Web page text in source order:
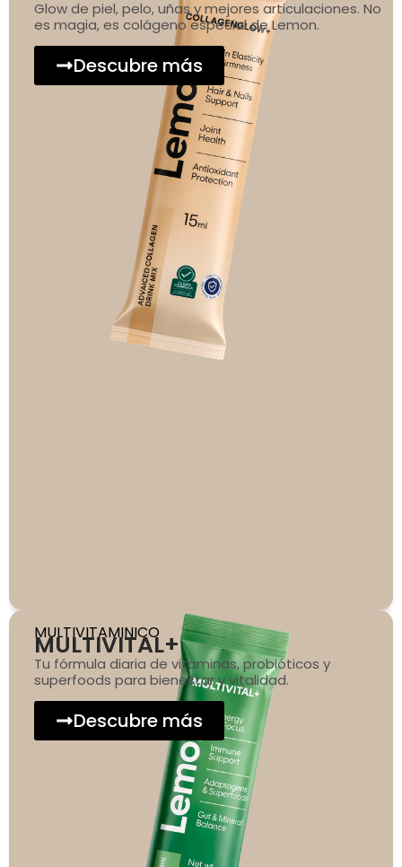
Glow de piel, pelo, uñas y mejores articulaciones. No
es magia, es colágeno especial de Lemon.
Descubre más
MULTIVITAMINICO
MULTIVITAL+
Tu fórmula diaria de vitaminas, probióticos y
superfoods para bienestar y vitalidad.
Descubre más